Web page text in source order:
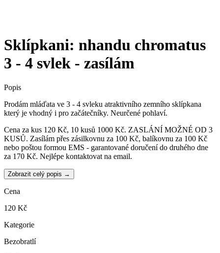
Sklípkani: nhandu chromatus
3 - 4 svlek - zasílám
Popis
Prodám mláďata ve 3 - 4 svleku atraktivního zemního sklípkana
který je vhodný i pro začátečníky. Neurčené pohlaví.
Cena za kus 120 Kč, 10 kusů 1000 Kč. ZASLÁNÍ MOŽNÉ OD 3
KUSŮ. Zasílám přes zásilkovnu za 100 Kč, balíkovnu za 100 Kč
nebo poštou formou EMS - garantované doručení do druhého dne
za 170 Kč. Nejlépe kontaktovat na email.
Zobrazit celý popis →
Cena
120 Kč
Kategorie
Bezobratlí